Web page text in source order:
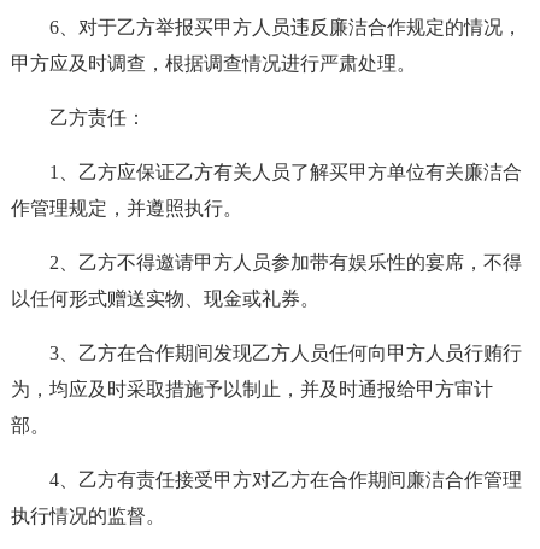
6、对于乙方举报买甲方人员违反廉洁合作规定的情况，
甲方应及时调查，根据调查情况进行严肃处理。
乙方责任：
1、乙方应保证乙方有关人员了解买甲方单位有关廉洁合
作管理规定，并遵照执行。
2、乙方不得邀请甲方人员参加带有娱乐性的宴席，不得
以任何形式赠送实物、现金或礼券。
3、乙方在合作期间发现乙方人员任何向甲方人员行贿行
为，均应及时采取措施予以制止，并及时通报给甲方审计
部。
4、乙方有责任接受甲方对乙方在合作期间廉洁合作管理
执行情况的监督。